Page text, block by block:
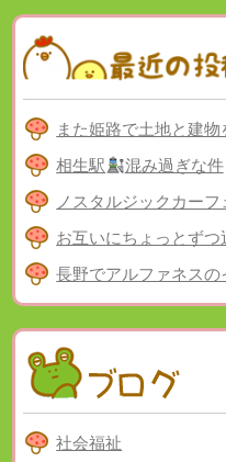
また姫路で土地と建物
相生駅
混み過ぎな件
ノスタルジックカー
お互いにちょっとず
長野でアルファネス
社会福祉